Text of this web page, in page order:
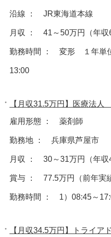
沿線 ： JR東海道本線
月収 ： 41～50万円（年収
勤務時間 ： 変形 １年単
13:00
【月収31.5万円】医療法
雇用形態 ： 薬剤師
勤務地 ： 兵庫県芦屋市
月収 ： 30～31万円（年収
賞与 ： 77.5万円（前年実
勤務時間 ： 1）08:45～
【月収34.5万円】トライ